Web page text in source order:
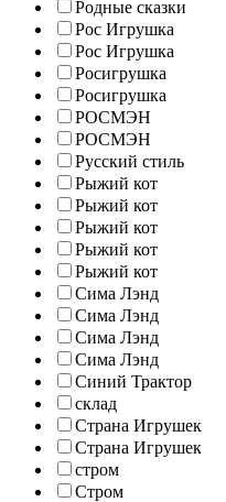
Родные сказки
Рос Игрушка
Рос Игрушка
Росигрушка
Росигрушка
РОСМЭН
РОСМЭН
Русский стиль
Рыжий кот
Рыжий кот
Рыжий кот
Рыжий кот
Рыжий кот
Сима Лэнд
Сима Лэнд
Сима Лэнд
Сима Лэнд
Синий Трактор
склад
Страна Игрушек
Страна Игрушек
стром
Стром